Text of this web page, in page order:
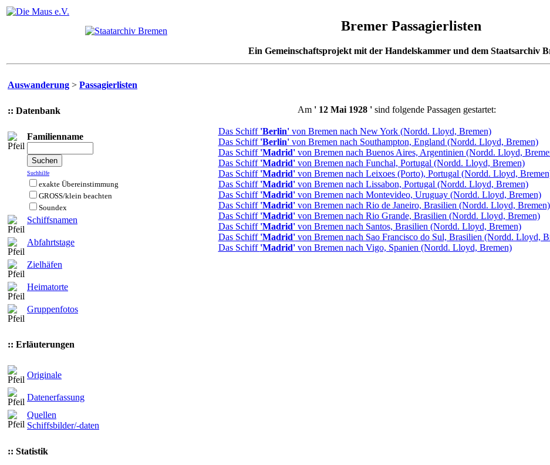
Bremer Passagierlisten
Ein Gemeinschaftsprojekt mit der Handelskammer und dem Staatsarchiv
Auswanderung > Passagierlisten
:: Datenbank
Familienname
Suchhilfe
exakte Übereinstimmung
GROSS/klein beachten
Soundex
Schiffsnamen
Abfahrtstage
Zielhäfen
Heimatorte
Gruppenfotos
:: Erläuterungen
Originale
Datenerfassung
Quellen
Schiffsbilder/-daten
:: Statistik
Am ' 12 Mai 1928'sind folgende Passagen gestartet:
Das Schiff 'Berlin'von Bremen nach New York (Nordd. Lloyd, Bremen)
Das Schiff 'Berlin'von Bremen nach Southampton, England (Nordd. Lloyd, Bremen)
Das Schiff 'Madrid'von Bremen nach Buenos Aires, Argentinien (Nordd. Lloyd,
Das Schiff 'Madrid'von Bremen nach Funchal, Portugal (Nordd. Lloyd, Bremen)
Das Schiff 'Madrid'von Bremen nach Leixoes (Porto), Portugal (Nordd. Lloyd,
Das Schiff 'Madrid'von Bremen nach Lissabon, Portugal (Nordd. Lloyd, Bremen)
Das Schiff 'Madrid'von Bremen nach Montevideo, Uruguay (Nordd. Lloyd, Bremen)
Das Schiff 'Madrid'von Bremen nach Rio de Janeiro, Brasilien (Nordd. Lloyd, Bremen)
Das Schiff 'Madrid'von Bremen nach Rio Grande, Brasilien (Nordd. Lloyd, Bremen)
Das Schiff 'Madrid'von Bremen nach Santos, Brasilien (Nordd. Lloyd, Bremen)
Das Schiff 'Madrid'von Bremen nach Sao Francisco do Sul, Brasilien (Nordd. Lloyd,
Das Schiff 'Madrid'von Bremen nach Vigo, Spanien (Nordd. Lloyd, Bremen)